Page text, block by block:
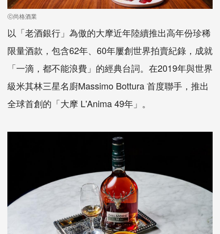
ⓒ尚格酒業
以「老酒銀行」為傲的大摩近年陸續推出高年份珍稀
限量酒款，包含62年、60年屢創世界拍賣紀錄，成就
「一滴，都不能浪費」的經典台詞。在2019年與世界
級米其林三星名廚Massimo Bottura 首度聯手，推出
全球首創的「大摩 L'Anima 49年」。